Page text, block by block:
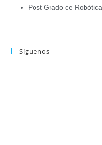
Post Grado de Robótica
Síguenos